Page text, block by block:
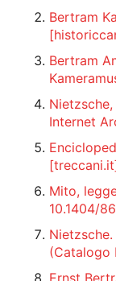
Bertram
Bertram
Internet
Mito,
10.1404/
(Catalogo
Ernst